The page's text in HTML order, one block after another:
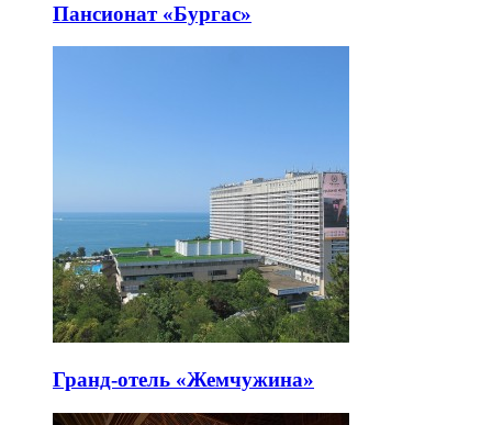
Пансионат «Бургас»
Гранд-отель «Жемчужина»